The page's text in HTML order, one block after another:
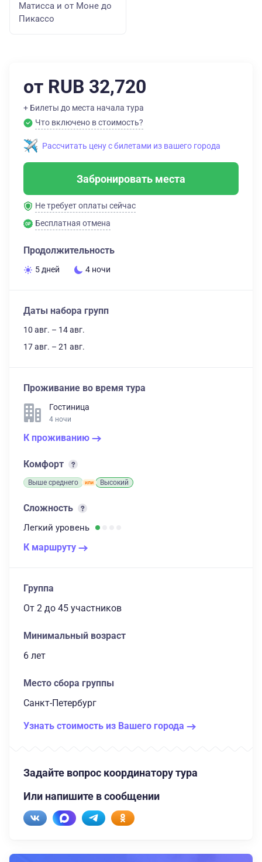
Матисса и от Моне до
Пикассо
от RUB 32,720
+ Билеты до места начала тура
Что включено в стоимость?
Рассчитать цену с билетами из вашего города
Забронировать места
Не требует оплаты сейчас
Бесплатная отмена
Продолжительность
5 дней 4 ночи
Даты набора групп
10 авг. – 14 авг.
17 авг. – 21 авг.
Проживание во время тура
Гостиница
4 ночи
К проживанию
Комфорт
Выше среднего Высокий
Сложность
Легкий уровень
К маршруту
Группа
От 2 до 45 участников
Минимальный возраст
6 лет
Место сбора группы
Санкт-Петербург
Узнать стоимость из Вашего города
Задайте вопрос координатору тура
Или напишите в сообщении